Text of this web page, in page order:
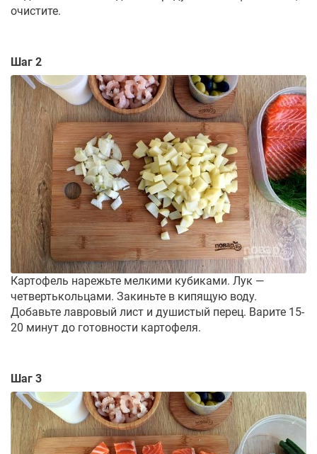
очистите.
Шаг 2
Картофель нарежьте мелкими кубиками. Лук —
четвертькольцами. Закиньте в кипящую воду.
Добавьте лавровый лист и душистый перец. Варите 15-
20 минут до готовности картофеля.
Шаг 3